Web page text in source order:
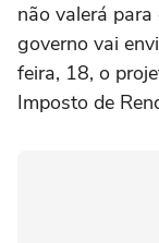
não valerá
governo vai
feira, 18, o
Imposto de